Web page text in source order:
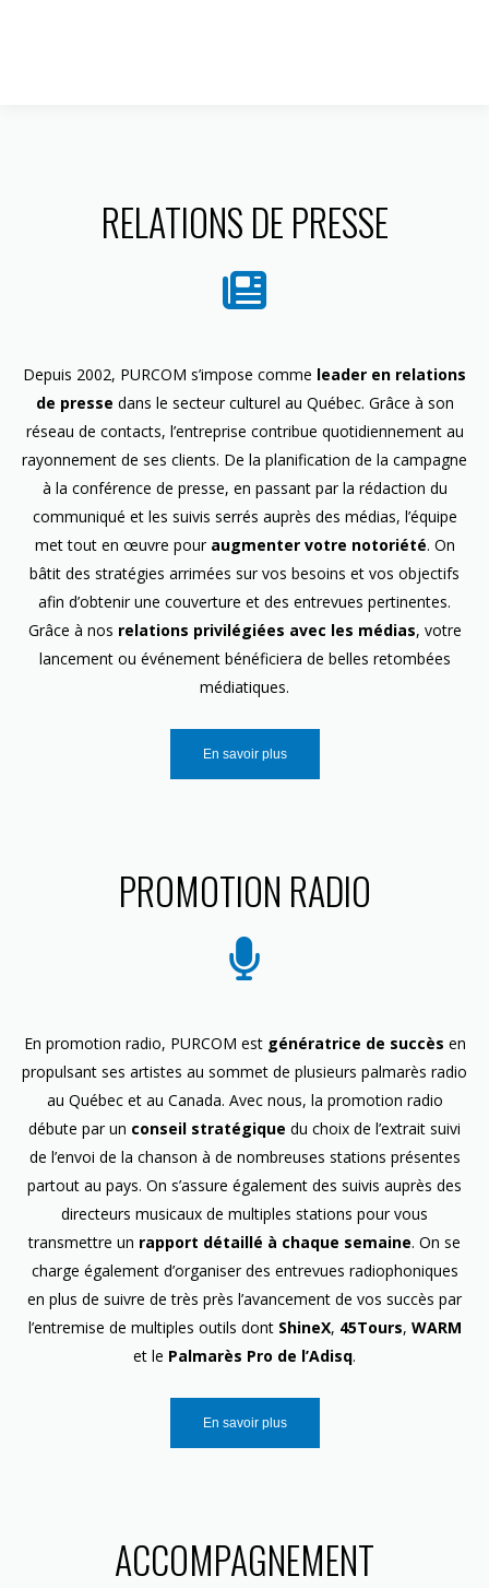
RELATIONS DE PRESSE
Depuis 2002, PURCOM s’impose comme leader en relations
de presse dans le secteur culturel au Québec. Grâce à son
réseau de contacts, l’entreprise contribue quotidiennement au
rayonnement de ses clients. De la planification de la campagne
à la conférence de presse, en passant par la rédaction du
communiqué et les suivis serrés auprès des médias, l’équipe
met tout en œuvre pour augmenter votre notoriété. On
bâtit des stratégies arrimées sur vos besoins et vos objectifs
afin d’obtenir une couverture et des entrevues pertinentes.
Grâce à nos relations privilégiées avec les médias, votre
lancement ou événement bénéficiera de belles retombées
médiatiques.
En savoir plus
PROMOTION RADIO
En promotion radio, PURCOM est génératrice de succès en
propulsant ses artistes au sommet de plusieurs palmarès radio
au Québec et au Canada. Avec nous, la promotion radio
débute par un conseil stratégique du choix de l’extrait suivi
de l’envoi de la chanson à de nombreuses stations présentes
partout au pays. On s’assure également des suivis auprès des
directeurs musicaux de multiples stations pour vous
transmettre un rapport détaillé à chaque semaine. On se
charge également d’organiser des entrevues radiophoniques
en plus de suivre de très près l’avancement de vos succès par
l’entremise de multiples outils dont ShineX, 45Tours, WARM
et le Palmarès Pro de l’Adisq.
En savoir plus
ACCOMPAGNEMENT